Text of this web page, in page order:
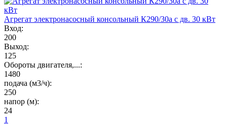
Агрегат электронасосный консольный К290/30а с дв. 30 кВт
Вход:
200
Выход:
125
Обороты двигателя,...:
1480
подача (м3/ч):
250
напор (м):
24
1